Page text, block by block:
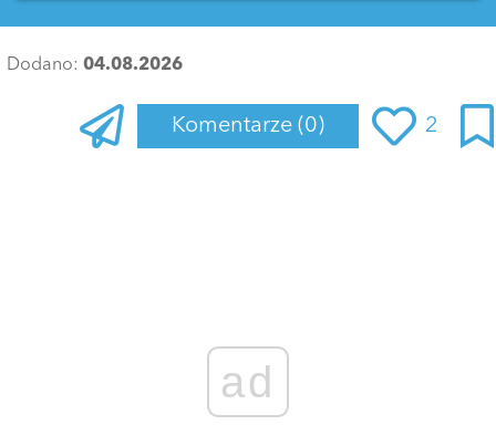
Dodano: 04.08.2026
Komentarze (0) 2
ad